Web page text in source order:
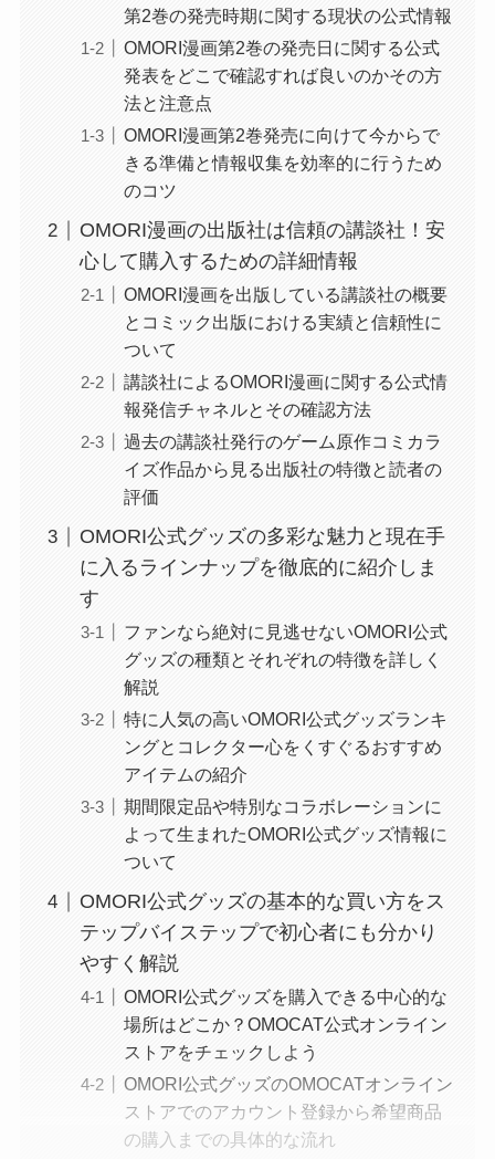
第2巻の発売時期に関する現状の公式情報
OMORI漫画第2巻の発売日に関する公式
発表をどこで確認すれば良いのかその方
法と注意点
OMORI漫画第2巻発売に向けて今からで
きる準備と情報収集を効率的に行うため
のコツ
OMORI漫画の出版社は信頼の講談社！安
心して購入するための詳細情報
OMORI漫画を出版している講談社の概要
とコミック出版における実績と信頼性に
ついて
講談社によるOMORI漫画に関する公式情
報発信チャネルとその確認方法
過去の講談社発行のゲーム原作コミカラ
イズ作品から見る出版社の特徴と読者の
評価
OMORI公式グッズの多彩な魅力と現在手
に入るラインナップを徹底的に紹介しま
す
ファンなら絶対に見逃せないOMORI公式
グッズの種類とそれぞれの特徴を詳しく
解説
特に人気の高いOMORI公式グッズランキ
ングとコレクター心をくすぐるおすすめ
アイテムの紹介
期間限定品や特別なコラボレーションに
よって生まれたOMORI公式グッズ情報に
ついて
OMORI公式グッズの基本的な買い方をス
テップバイステップで初心者にも分かり
やすく解説
OMORI公式グッズを購入できる中心的な
場所はどこか？OMOCAT公式オンライン
ストアをチェックしよう
OMORI公式グッズのOMOCATオンライン
ストアでのアカウント登録から希望商品
の購入までの具体的な流れ